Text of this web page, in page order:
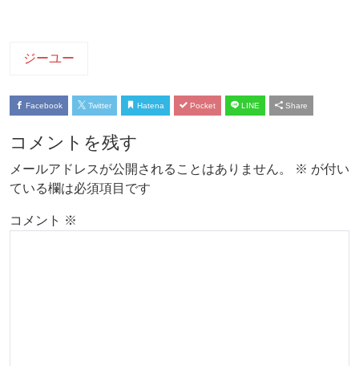
ジーユー
Facebook Twitter Hatena Pocket LINE Share
コメントを残す
メールアドレスが公開されることはありません。 ※ が付い
ている欄は必須項目です
コメント ※